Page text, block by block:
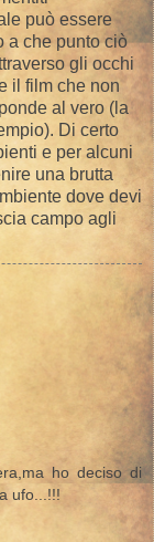
può essere
a che punto ciò
gli occhi
il film che non
al vero (la
Di certo
e per alcuni
una brutta
dove devi
campo agli
ho deciso di
ufo...!!!